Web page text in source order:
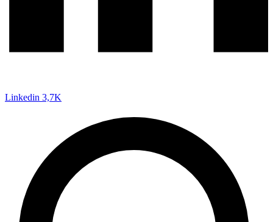
Linkedin 3,7K